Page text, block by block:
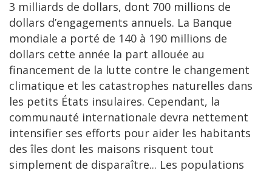
3 milliards de dollars, dont 700 millions de
dollars d’engagements annuels. La Banque
mondiale a porté de 140 à 190 millions de
dollars cette année la part allouée au
financement de la lutte contre le changement
climatique et les catastrophes naturelles dans
les petits États insulaires. Cependant, la
communauté internationale devra nettement
intensifier ses efforts pour aider les habitants
des îles dont les maisons risquent tout
simplement de disparaître... Les populations